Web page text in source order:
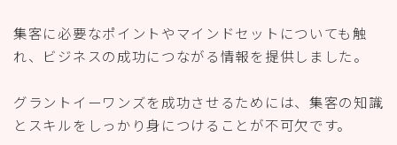
集客に必要なポイントやマインドセットについても触
れ、ビジネスの成功につながる情報を提供しました。
グラントイーワンズを成功させるためには、集客の知識
とスキルをしっかり身につけることが不可欠です。